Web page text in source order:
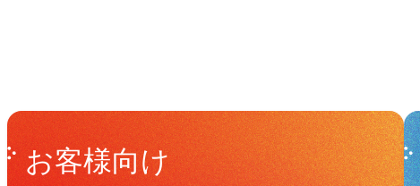
Get in Touchお問い合わせ
お客様向け